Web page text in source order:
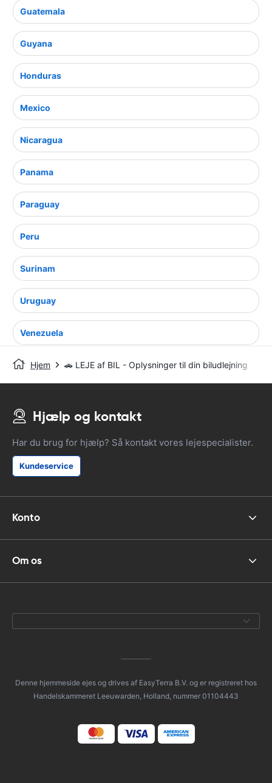
Guatemala
Guyana
Honduras
Mexico
Nicaragua
Panama
Paraguay
Peru
Surinam
Uruguay
Venezuela
Hjem 🚗 LEJE af BIL - Oplysninger til din biludlejning
Hjælp og kontakt
Har du brug for hjælp? Så kontakt vores lejespecialister.
Kundeservice
Konto
Om os
Denne hjemmeside ejes og drives af EasyTerra B.V. og er registreret hos
Handelskammeret Leeuwarden, Holland, nummer 01104443